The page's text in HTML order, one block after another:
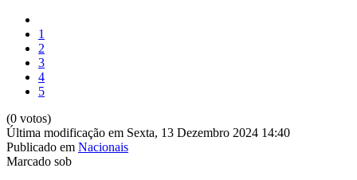
1
2
3
4
5
(0 votos)
Última modificação em Sexta, 13 Dezembro 2024 14:40
Publicado em Nacionais
Marcado sob